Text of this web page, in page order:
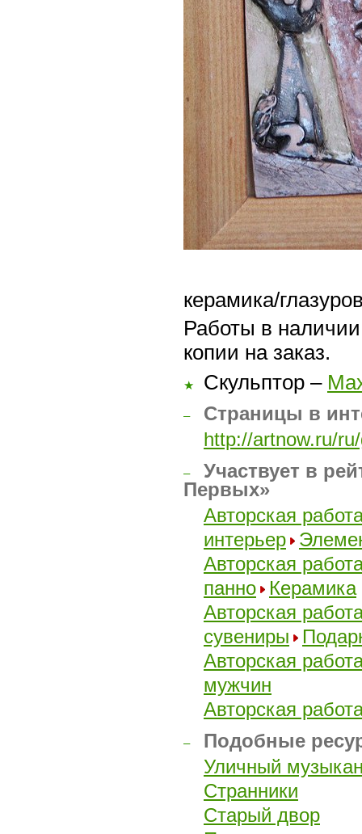
керамика/
Работы в
копии на заказ.
★ Скульптор –
–
Страницы в
http://artnow.ru/
–
Участвует в
Первых»
Авторская
интерьер
Авторская
панно
Керамика
Авторская
сувениры
Авторская
мужчин
Авторская
–
Подобные
Уличный
Странники
Старый двор